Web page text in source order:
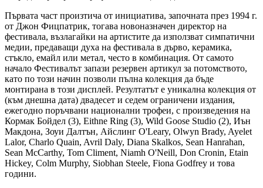
Първата част произтича от инициатива, започната през 1994 г.
от Джон Фицпатрик, тогава новоназначен директор на
фестивала, възлагайки на артистите да използват симпатични
медии, предаващи духа на фестивала в дърво, керамика,
стъкло, емайл или метал, често в комбинация. От самото
начало Фестивалът запази резервен артикул за потомството,
като по този начин позволи пълна колекция да бъде
монтирана в този дисплей. Резултатът е уникална колекция от
(към днешна дата) двадесет и седем ограничени издания,
ежегодно поръчвани национални трофеи, с произведения на
Кормак Бойдел (3), Eithne Ring (3), Wild Goose Studio (2), Иън
Макдона, Зоуи Далтън, Айслинг O'Leary, Olwyn Brady, Ayelet
Lalor, Charlo Quain, Avril Daly, Diana Skalkos, Sean Hanrahan,
Sean McCarthy, Tom Climent, Niamh O'Neill, Don Cronin, Etain
Hickey, Colm Murphy, Siobhan Steele, Fiona Godfrey и това
години.